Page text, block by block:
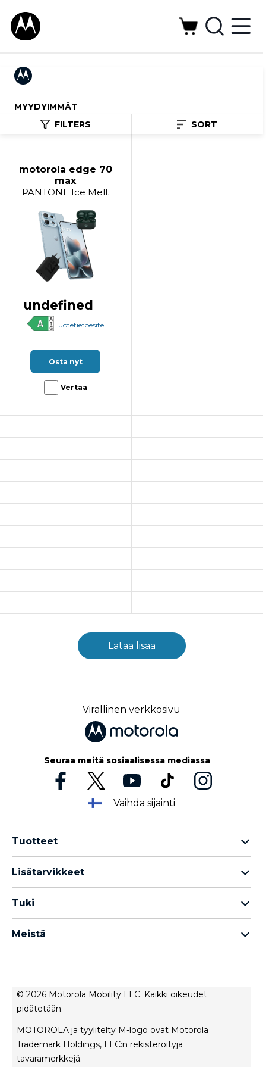
MYYDYIMMÄT
FILTERS
SORT
motorola edge 70
max
PANTONE Ice Melt
undefined
Tuotetietoesite
Osta nyt
Vertaa
Lataa lisää
Virallinen verkkosivu
Seuraa meitä sosiaalisessa mediassa
Vaihda sijainti
Tuotteet
Motorola G -perhe
Thinkphone 25 by Motorola
Lisätarvikkeet
moto tag
Tuki
Korjauksen tila
Rescue- ja älyavustintyökalu
Meistä
Myyntiehdot
Käyttöehdot
Tietosuojakäytäntö
Innovaatio
Urat
© 2026 Motorola Mobility LLC. Kaikki oikeudet
pidätetään.
MOTOROLA ja tyylitelty M-logo ovat Motorola
Trademark Holdings, LLC:n rekisteröityjä
tavaramerkkejä.